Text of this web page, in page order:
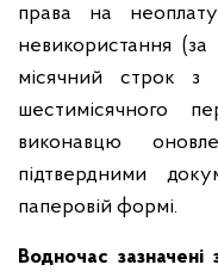
права на
невикористання (за
місячний строк з
шестимісячного
виконавцю
підтвердними
паперовій формі.
Водночас